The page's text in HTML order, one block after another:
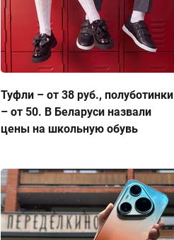
Туфли – от 38 руб., полуботинки
– от 50. В Беларуси назвали
цены на школьную обувь